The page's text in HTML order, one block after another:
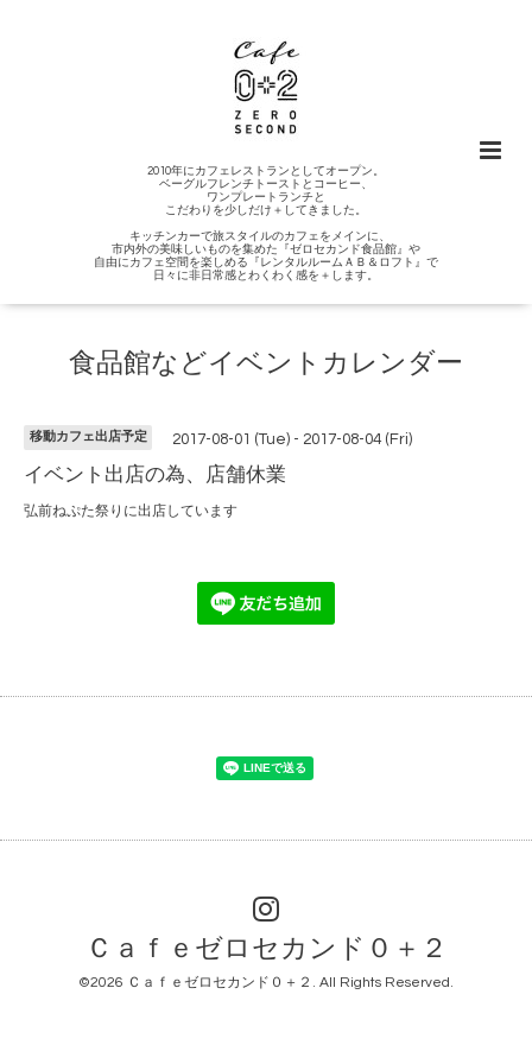
2010年にカフェレストランとしてオープン。
ベーグルフレンチトーストとコーヒー、
ワンプレートランチと
こだわりを少しだけ＋してきました。
キッチンカーで旅スタイルのカフェをメインに、
市内外の美味しいものを集めた『ゼロセカンド食品館』や
自由にカフェ空間を楽しめる『レンタルルームＡＢ＆ロフト』で
日々に非日常感とわくわく感を＋します。
食品館などイベントカレンダー
移動カフェ出店予定 2017-08-01 (Tue) - 2017-08-04 (Fri)
イベント出店の為、店舗休業
弘前ねぷた祭りに出店しています
Ｃａｆｅゼロセカンド０＋２
©2026 Ｃａｆｅゼロセカンド０＋２ . All Rights Reserved.